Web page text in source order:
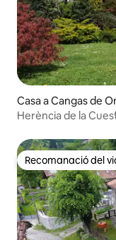
Casa a Cangas de
Herència de la
Recomanació del
Recomanació del